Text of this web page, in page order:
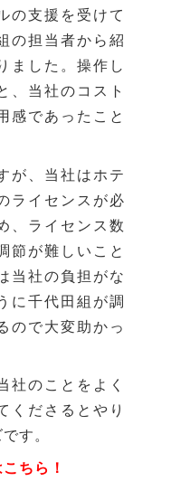
の支援を受けて
の担当者から紹
ました。操作し
、当社のコスト
感であったこと
が、当社はホテ
ライセンスが必
、ライセンス数
節が難しいこと
当社の負担がな
に千代田組が調
ので大変助かっ
社のことをよく
くださるとやり
す。
ちら！